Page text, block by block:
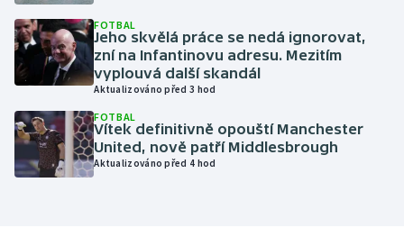
Lyže a snowboard
Moderní pětiboj
Motorsport
Olympijské hry
Parasport
FOTBAL
Jeho skvělá práce se nedá ignorovat,
zní na Infantinovu adresu. Mezitím
vyplouvá další skandál
Aktualizováno před 3 hod
FOTBAL
Vítek definitivně opouští Manchester
United, nově patří Middlesbrough
Aktualizováno před 4 hod